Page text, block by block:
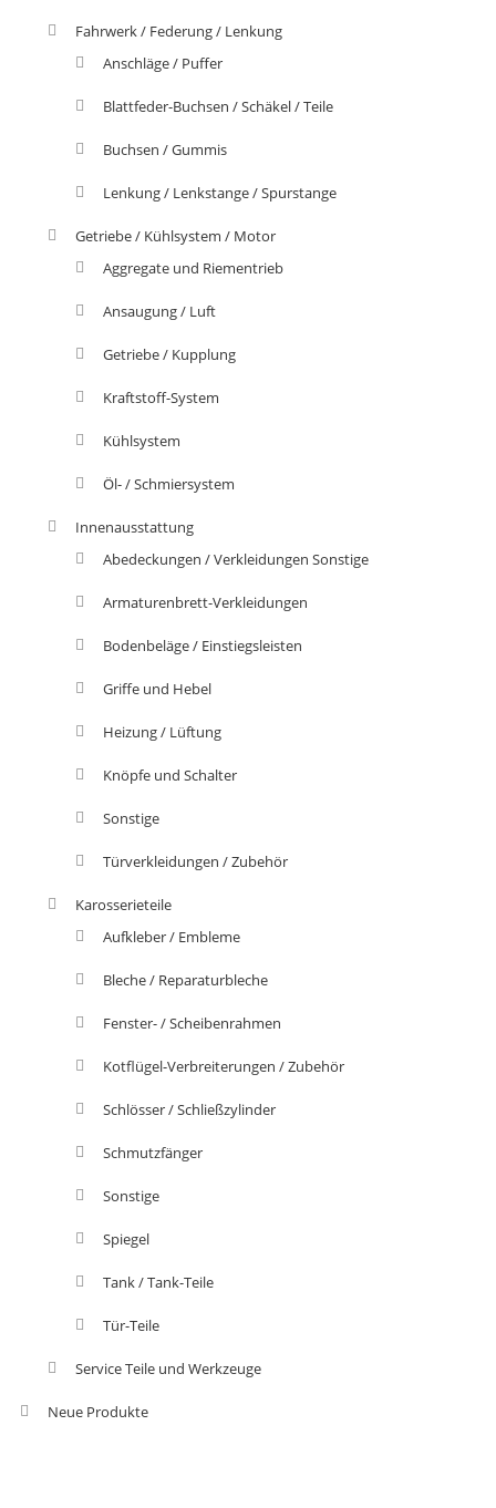
Fahrwerk / Federung / Lenkung
Anschläge / Puffer
Blattfeder-Buchsen / Schäkel / Teile
Buchsen / Gummis
Lenkung / Lenkstange / Spurstange
Getriebe / Kühlsystem / Motor
Aggregate und Riementrieb
Ansaugung / Luft
Getriebe / Kupplung
Kraftstoff-System
Kühlsystem
Öl- / Schmiersystem
Innenausstattung
Abedeckungen / Verkleidungen Sonstige
Armaturenbrett-Verkleidungen
Bodenbeläge / Einstiegsleisten
Griffe und Hebel
Heizung / Lüftung
Knöpfe und Schalter
Sonstige
Türverkleidungen / Zubehör
Karosserieteile
Aufkleber / Embleme
Bleche / Reparaturbleche
Fenster- / Scheibenrahmen
Kotflügel-Verbreiterungen / Zubehör
Schlösser / Schließzylinder
Schmutzfänger
Sonstige
Spiegel
Tank / Tank-Teile
Tür-Teile
Service Teile und Werkzeuge
Neue Produkte